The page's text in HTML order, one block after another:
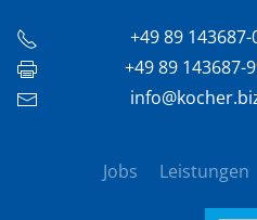
+49 89 143687-
+49 89 143687-
Jobs Leistungen